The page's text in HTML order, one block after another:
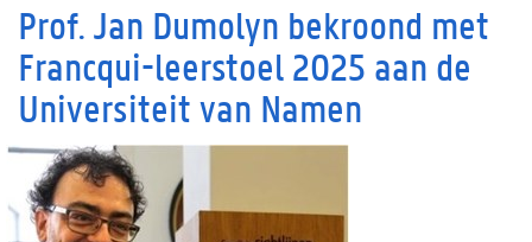
Prof. Jan Dumolyn bekroond met
Francqui-leerstoel 2025 aan de
Universiteit van Namen